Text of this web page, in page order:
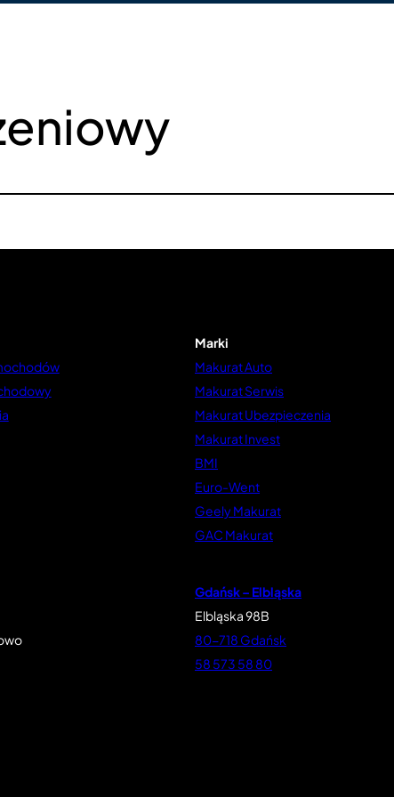
Marki
Makurat Auto
Makurat Serwis
Makurat Ubezpieczenia
Makurat Invest
BMI
Euro-Went
Geely Makurat
GAC Makurat
Gdańsk – Elbląska
Elbląska 98B
80-718 Gdańsk
58 573 58 80